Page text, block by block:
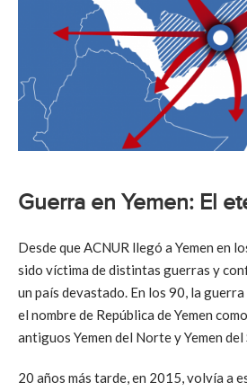
Guerra en Yemen: El
Desde que ACNUR llegó a Yemen en
sido víctima de distintas guerras y
un país devastado. En los 90, la
el nombre de República de Yemen
antiguos Yemen del Norte y Yemen del
20 años más tarde, en 2015, volvía a